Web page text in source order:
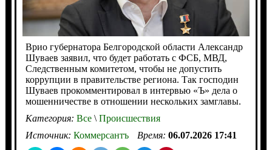
Врио губернатора Белгородской области Александр
Шуваев заявил, что будет работать с ФСБ, МВД,
Следственным комитетом, чтобы не допустить
коррупции в правительстве региона. Так господин
Шуваев прокомментировал в интервью «Ъ» дела о
мошенничестве в отношении нескольких замглавы.
Категория: Все\Происшествия
Источник: Коммерсантъ Время: 06.07.2026 17:41